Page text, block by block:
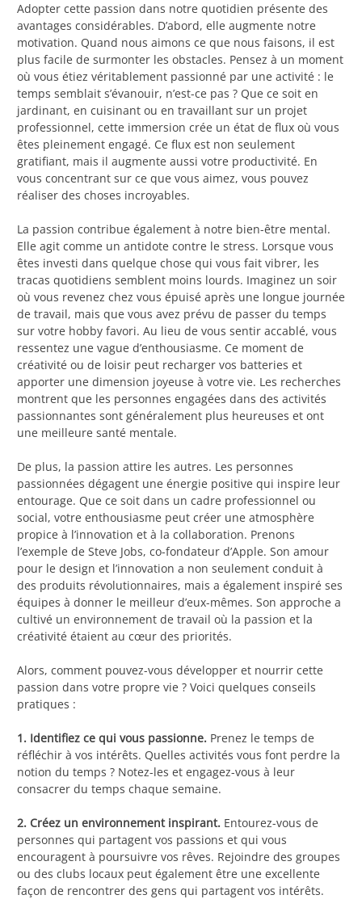
Adopter cette passion dans notre quotidien présente des
avantages considérables. D’abord, elle augmente notre
motivation. Quand nous aimons ce que nous faisons, il est
plus facile de surmonter les obstacles. Pensez à un moment
où vous étiez véritablement passionné par une activité : le
temps semblait s’évanouir, n’est-ce pas ? Que ce soit en
jardinant, en cuisinant ou en travaillant sur un projet
professionnel, cette immersion crée un état de flux où vous
êtes pleinement engagé. Ce flux est non seulement
gratifiant, mais il augmente aussi votre productivité. En
vous concentrant sur ce que vous aimez, vous pouvez
réaliser des choses incroyables.
La passion contribue également à notre bien-être mental.
Elle agit comme un antidote contre le stress. Lorsque vous
êtes investi dans quelque chose qui vous fait vibrer, les
tracas quotidiens semblent moins lourds. Imaginez un soir
où vous revenez chez vous épuisé après une longue journée
de travail, mais que vous avez prévu de passer du temps
sur votre hobby favori. Au lieu de vous sentir accablé, vous
ressentez une vague d’enthousiasme. Ce moment de
créativité ou de loisir peut recharger vos batteries et
apporter une dimension joyeuse à votre vie. Les recherches
montrent que les personnes engagées dans des activités
passionnantes sont généralement plus heureuses et ont
une meilleure santé mentale.
De plus, la passion attire les autres. Les personnes
passionnées dégagent une énergie positive qui inspire leur
entourage. Que ce soit dans un cadre professionnel ou
social, votre enthousiasme peut créer une atmosphère
propice à l’innovation et à la collaboration. Prenons
l’exemple de Steve Jobs, co-fondateur d’Apple. Son amour
pour le design et l’innovation a non seulement conduit à
des produits révolutionnaires, mais a également inspiré ses
équipes à donner le meilleur d’eux-mêmes. Son approche a
cultivé un environnement de travail où la passion et la
créativité étaient au cœur des priorités.
Alors, comment pouvez-vous développer et nourrir cette
passion dans votre propre vie ? Voici quelques conseils
pratiques :
1. Identifiez ce qui vous passionne. Prenez le temps de
réfléchir à vos intérêts. Quelles activités vous font perdre la
notion du temps ? Notez-les et engagez-vous à leur
consacrer du temps chaque semaine.
2. Créez un environnement inspirant. Entourez-vous de
personnes qui partagent vos passions et qui vous
encouragent à poursuivre vos rêves. Rejoindre des groupes
ou des clubs locaux peut également être une excellente
façon de rencontrer des gens qui partagent vos intérêts.